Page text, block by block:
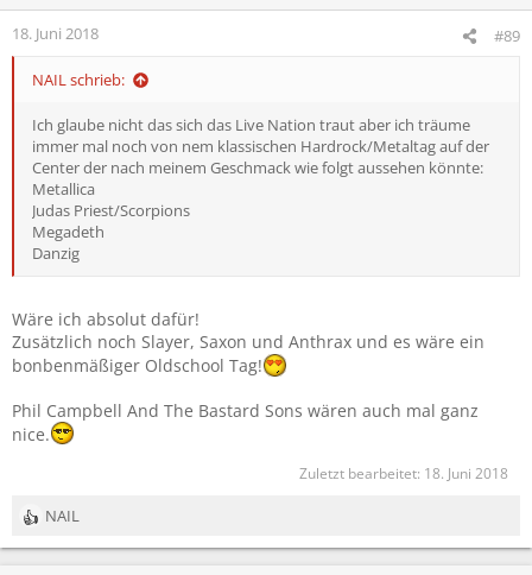
18. Juni 2018 #89
NAIL schrieb:
Ich glaube nicht das sich das Live Nation traut aber ich träume
immer mal noch von nem klassischen Hardrock/Metaltag auf der
Center der nach meinem Geschmack wie folgt aussehen könnte:
Metallica
Judas Priest/Scorpions
Megadeth
Danzig
Wäre ich absolut dafür!
Zusätzlich noch Slayer, Saxon und Anthrax und es wäre ein
bonbenmäßiger Oldschool Tag!
Phil Campbell And The Bastard Sons wären auch mal ganz
nice.
Zuletzt bearbeitet: 18. Juni 2018
R
e
NAIL